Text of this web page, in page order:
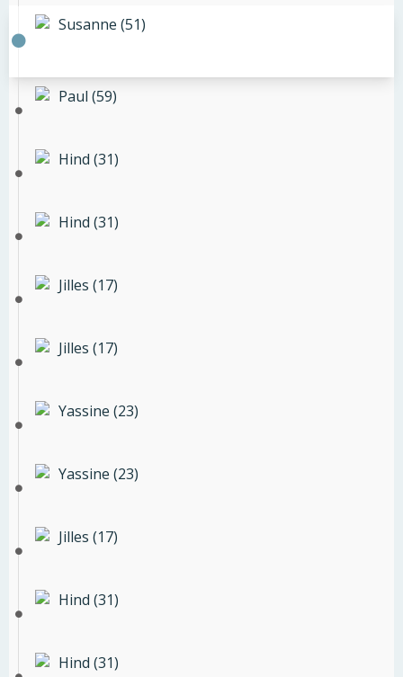
Susanne (51)
Paul (59)
Hind (31)
Hind (31)
Jilles (17)
Jilles (17)
Yassine (23)
Yassine (23)
Jilles (17)
Hind (31)
Hind (31)